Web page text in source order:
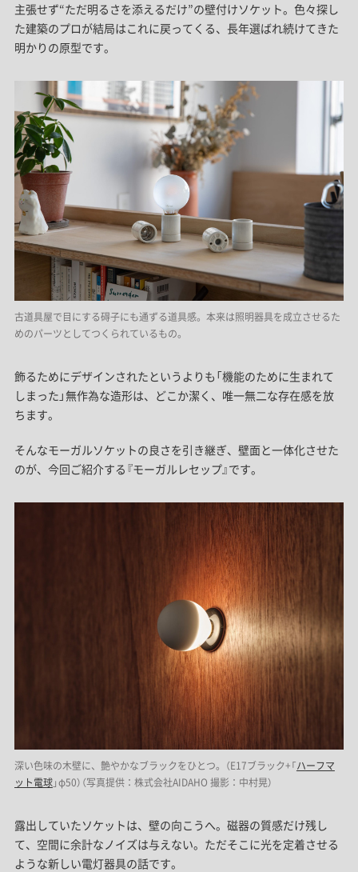
主張せず“ただ明るさを添えるだけ”の壁付けソケット。色々探し
た建築のプロが結局はこれに戻ってくる、長年選ばれ続けてきた
明かりの原型です。
古道具屋で目にする碍子にも通ずる道具感。本来は照明器具を成立させるた
めのパーツとしてつくられているもの。
飾るためにデザインされたというよりも「機能のために生まれて
しまった」無作為な造形は、どこか潔く、唯一無二な存在感を放
ちます。
そんなモーガルソケットの良さを引き継ぎ、壁面と一体化させた
のが、今回ご紹介する『モーガルレセップ』です。
深い色味の木壁に、艶やかなブラックをひとつ。（E17ブラック+「ハーフマ
ット電球」φ50）（写真提供：株式会社AIDAHO 撮影：中村晃）
露出していたソケットは、壁の向こうへ。磁器の質感だけ残し
て、空間に余計なノイズは与えない。ただそこに光を定着させる
ような新しい電灯器具の話です。